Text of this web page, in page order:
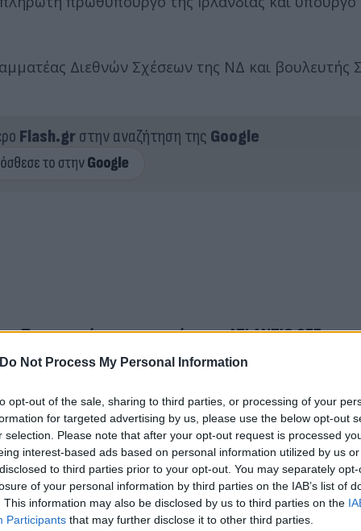
Do Not Process My Personal Information
opt-out of the sale, sharing to third parties, or processing of your
for targeted advertising by us, please use the below opt-out
selection. Please note that after your opt-out request is processed
interest-based ads based on personal information utilized by us
to third parties prior to your opt-out. You may separately
of your personal information by third parties on the IAB’s list of
This information may also be disclosed by us to third parties on the
Participants that may further disclose it to other third parties.
Διεθνών Σχέσεων της ΝΔ και βουλευτής
Flash.grστην αναζήτηση της Google
η πρώτη συμφωνία της ATLANTIC SEE
για πώληση αμερικανικού LNG στην
Μητσοτάκη για τη σύνοδο του ΕΛΚ
στους ανθρώπους που χάθηκαν και στις
αφήγημα σε εμπορικό crash test – Οι ΗΠΑ